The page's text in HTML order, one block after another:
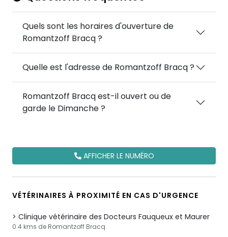
Quels sont les horaires d'ouverture de
Romantzoff Bracq ?
Quelle est l'adresse de Romantzoff Bracq ?
Romantzoff Bracq est-il ouvert ou de
garde le Dimanche ?
AFFICHER LE NUMÉRO
VÉTÉRINAIRES À PROXIMITÉ EN CAS D'URGENCE
Clinique vétérinaire des Docteurs Fauqueux et Maurer
0.4 kms de Romantzoff Bracq